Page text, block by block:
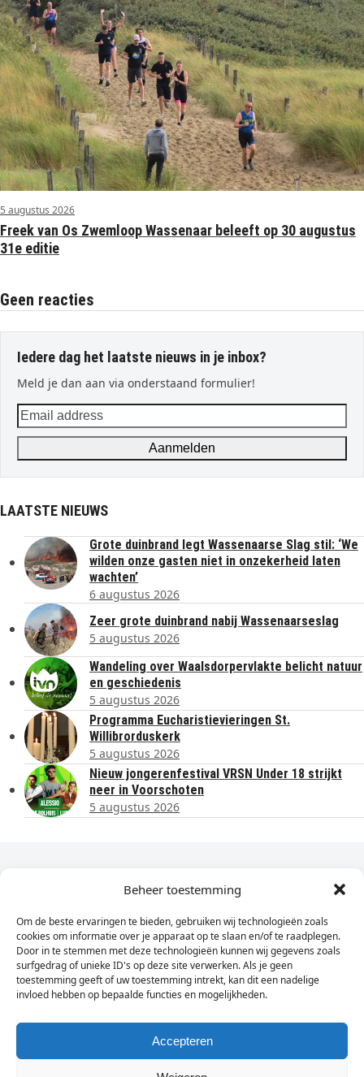
Beheer toestemming
Om de beste ervaringen te bieden, gebruiken wij technologieën zoals
cookies om informatie over je apparaat op te slaan en/of te raadplegen.
Door in te stemmen met deze technologieën kunnen wij gegevens zoals
surfgedrag of unieke ID's op deze site verwerken. Als je geen
toestemming geeft of uw toestemming intrekt, kan dit een nadelige
invloed hebben op bepaalde functies en mogelijkheden.
Accepteren
5 augustus 2026
Freek van Os Zwemloop Wassenaar beleeft op 30 augustus
31e editie
Geen reacties
Iedere dag het laatste nieuws in je inbox?
Meld je dan aan via onderstaand formulier!
Email
address
Aanmelden
LAATSTE NIEUWS
Grote duinbrand legt Wassenaarse Slag stil: ‘We
wilden onze gasten niet in onzekerheid laten
wachten’
6 augustus 2026
Zeer grote duinbrand nabij Wassenaarseslag
5 augustus 2026
Wandeling over Waalsdorpervlakte belicht natuur
en geschiedenis
5 augustus 2026
Programma Eucharistievieringen St.
Willibrorduskerk
5 augustus 2026
Nieuw jongerenfestival VRSN Under 18 strijkt
neer in Voorschoten
5 augustus 2026
Dagelijks het laatste nieuws in je e-mail?
Vul
hier
je
e-
mailadres
in
Sign Up